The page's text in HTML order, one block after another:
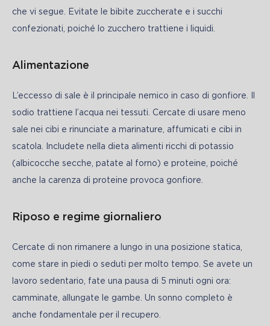
che vi segue. Evitate le bibite zuccherate e i succhi
confezionati, poiché lo zucchero trattiene i liquidi.
Alimentazione
L’eccesso di sale è il principale nemico in caso di gonfiore. Il
sodio trattiene l’acqua nei tessuti. Cercate di usare meno
sale nei cibi e rinunciate a marinature, affumicati e cibi in
scatola. Includete nella dieta alimenti ricchi di potassio
(albicocche secche, patate al forno) e proteine, poiché
anche la carenza di proteine provoca gonfiore.
Riposo e regime giornaliero
Cercate di non rimanere a lungo in una posizione statica,
come stare in piedi o seduti per molto tempo. Se avete un
lavoro sedentario, fate una pausa di 5 minuti ogni ora:
camminate, allungate le gambe. Un sonno completo è
anche fondamentale per il recupero.